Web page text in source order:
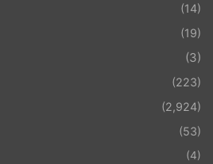
(14)
(19)
(3)
(223)
(2,924)
(53)
(4)